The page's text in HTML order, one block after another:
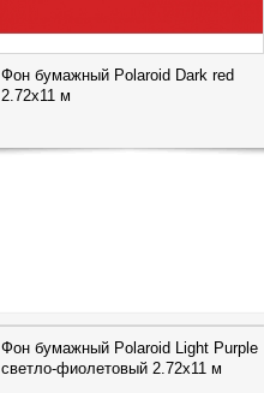
Фон бумажный Polaroid Dark red
2.72x11 м
Фон бумажный Polaroid Light Purple
светло-фиолетовый 2.72x11 м